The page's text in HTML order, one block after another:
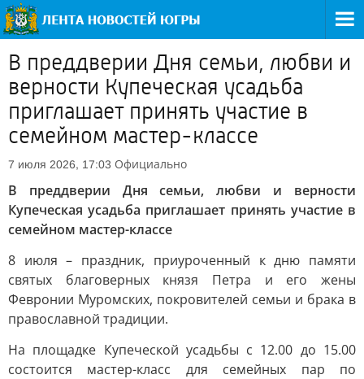
В преддверии Дня семьи, любви и
верности Купеческая усадьба
приглашает принять участие в
семейном мастер-классе
7 июля 2026, 17:03 Официально
В преддверии Дня семьи, любви и верности
Купеческая усадьба приглашает принять участие в
семейном мастер-классе
8 июля – праздник, приуроченный к дню памяти
святых благоверных князя Петра и его жены
Февронии Муромских, покровителей семьи и брака в
православной традиции.
На площадке Купеческой усадьбы с 12.00 до 15.00
состоится мастер-класс для семейных пар по